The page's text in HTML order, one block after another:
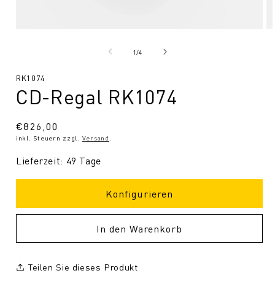
1/von
4
SKU:
RK1074
CD-Regal RK1074
Normaler
Preis
€826,00
inkl. Steuern zzgl. Versand
Lieferzeit: 49 Tage
Konfigurieren
In den Warenkorb
Teilen Sie dieses Produkt